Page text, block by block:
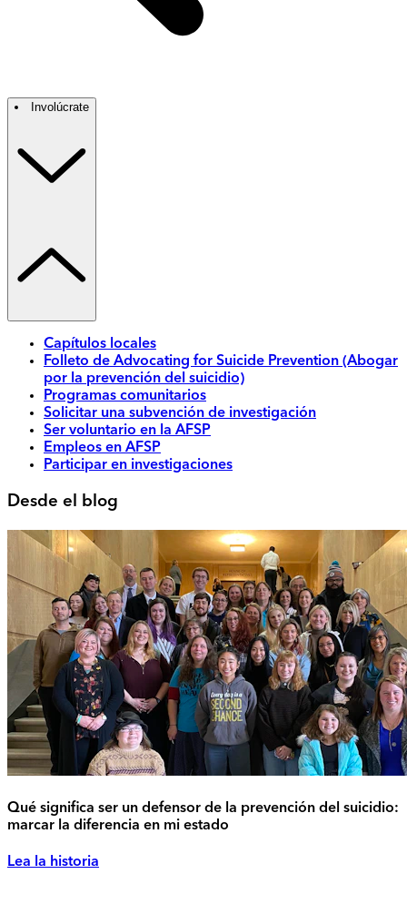
Involúcrate
Capítulos locales
Folleto de Advocating for Suicide Prevention (Abogar
por la prevención del suicidio)
Programas comunitarios
Solicitar una subvención de investigación
Ser voluntario en la AFSP
Empleos en AFSP
Participar en investigaciones
Desde el blog
Qué significa ser un defensor de la prevención del suicidio:
marcar la diferencia en mi estado
Lea la historia